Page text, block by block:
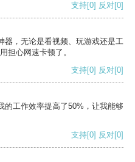
支持[0] 反对[0]
器，无论是看视频、玩游戏还是工
担心网速卡顿了。
支持[0] 反对[0]
的工作效率提高了50%，让我能够
支持[0] 反对[0]